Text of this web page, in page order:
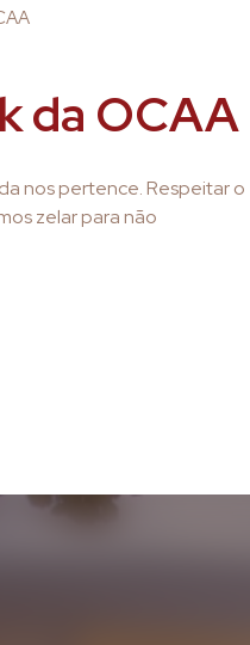
da OCAA
nos pertence. Respeitar o
zelar para não